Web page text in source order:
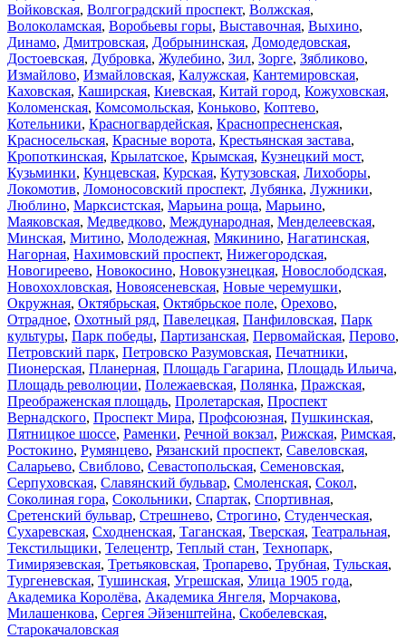
Войковская, Волгоградский проспект, Волжская,
Волоколамская, Воробьевы горы, Выставочная, Выхино,
Динамо, Дмитровская, Добрынинская, Домодедовская,
Достоевская, Дубровка, Жулебино, Зил, Зорге, Зябликово,
Измайлово, Измайловская, Калужская, Кантемировская,
Каховская, Каширская, Киевская, Китай город, Кожуховская,
Коломенская, Комсомольская, Коньково, Коптево,
Котельники, Красногвардейская, Краснопресненская,
Красносельская, Красные ворота, Крестьянская застава,
Кропоткинская, Крылатское, Крымская, Кузнецкий мост,
Кузьминки, Кунцевская, Курская, Кутузовская, Лихоборы,
Локомотив, Ломоносовский проспект, Лубянка, Лужники,
Люблино, Марксистская, Марьина роща, Марьино,
Маяковская, Медведково, Международная, Менделеевская,
Минская, Митино, Молодежная, Мякинино, Нагатинская,
Нагорная, Нахимовский проспект, Нижегородская,
Новогиреево, Новокосино, Новокузнецкая, Новослободская,
Новохохловская, Новоясеневская, Новые черемушки,
Окружная, Октябрьская, Октябрьское поле, Орехово,
Отрадное, Охотный ряд, Павелецкая, Панфиловская, Парк
культуры, Парк победы, Партизанская, Первомайская, Перово,
Петровский парк, Петровско Разумовская, Печатники,
Пионерская, Планерная, Площадь Гагарина, Площадь Ильича,
Площадь революции, Полежаевская, Полянка, Пражская,
Преображенская площадь, Пролетарская, Проспект
Вернадского, Проспект Мира, Профсоюзная, Пушкинская,
Пятницкое шоссе, Раменки, Речной вокзал, Рижская, Римская,
Ростокино, Румянцево, Рязанский проспект, Савеловская,
Саларьево, Свиблово, Севастопольская, Семеновская,
Серпуховская, Славянский бульвар, Смоленская, Сокол,
Соколиная гора, Сокольники, Спартак, Спортивная,
Сретенский бульвар, Стрешнево, Строгино, Студенческая,
Сухаревская, Сходненская, Таганская, Тверская, Театральная,
Текстильщики, Телецентр, Теплый стан, Технопарк,
Тимирязевская, Третьяковская, Тропарево, Трубная, Тульская,
Тургеневская, Тушинская, Угрешская, Улица 1905 года,
Академика Королёва, Академика Янгеля, Морчакова,
Милашенкова, Сергея Эйзенштейна, Скобелевская,
Старокачаловская